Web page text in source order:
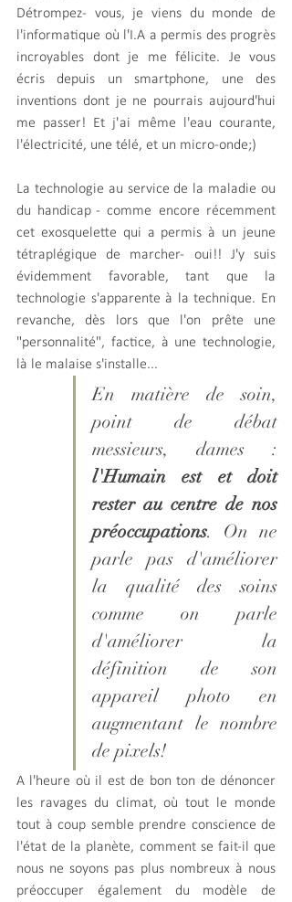
Détrompez- vous, je viens du monde de
l'informatique où l'I.A a permis des progrès
incroyables dont je me félicite. Je vous
écris depuis un smartphone, une des
inventions dont je ne pourrais aujourd'hui
me passer! Et j'ai même l'eau courante,
l'électricité, une télé, et un micro-onde;)
La technologie au service de la maladie ou
du handicap - comme encore récemment
cet exosquelette qui a permis à un jeune
tétraplégique de marcher- oui!! J'y suis
évidemment favorable, tant que la
technologie s'apparente à la technique. En
revanche, dès lors que l'on prête une
"personnalité", factice, à une technologie,
là le malaise s'installe...
En matière de soin,
point de débat
messieurs, dames :
l'Humain est et doit
rester au centre de nos
préoccupations. On ne
parle pas d'améliorer
la qualité des soins
comme on parle
d'améliorer la
définition de son
appareil photo en
augmentant le nombre
de pixels!
A l'heure où il est de bon ton de dénoncer
les ravages du climat, où tout le monde
tout à coup semble prendre conscience de
l'état de la planète, comment se fait-il que
nous ne soyons pas plus nombreux à nous
préoccuper également du modèle de